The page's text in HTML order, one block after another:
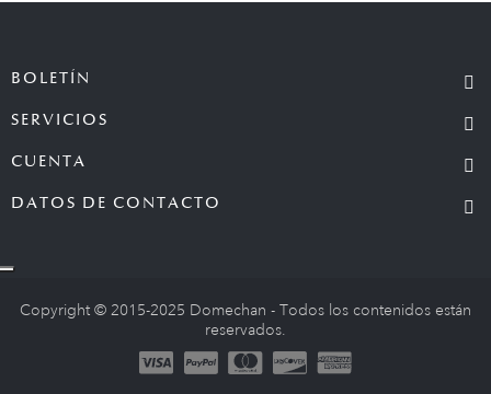
BOLETÍN
SERVICIOS
CUENTA
DATOS DE CONTACTO
Copyright © 2015-2025 Domechan - Todos los contenidos están
reservados.